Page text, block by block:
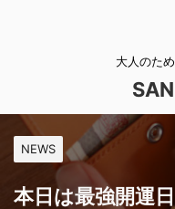
大人のた
NEWS
本日は最強開運